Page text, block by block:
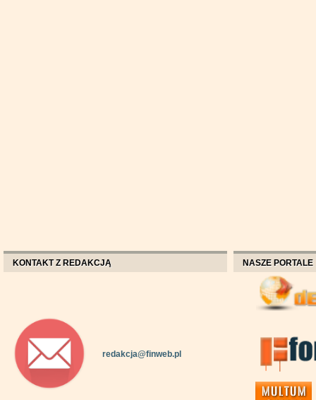
KONTAKT Z REDAKCJĄ
redakcja@finweb.pl
NASZE PORTALE